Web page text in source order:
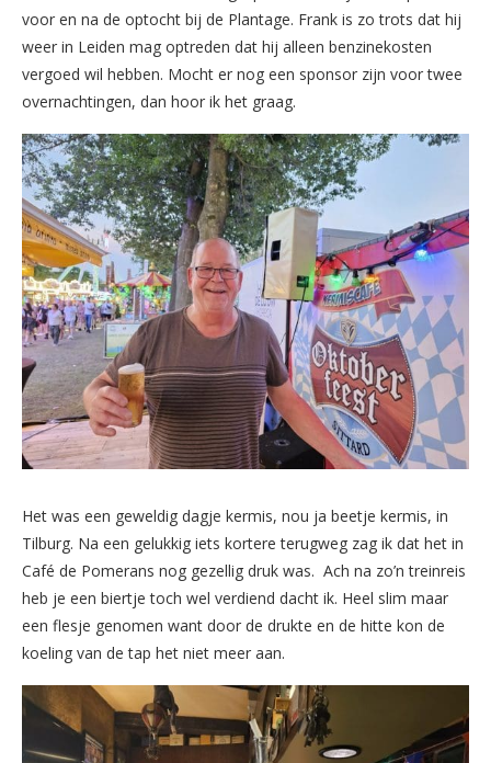
voor en na de optocht bij de Plantage. Frank is zo trots dat hij
weer in Leiden mag optreden dat hij alleen benzinekosten
vergoed wil hebben. Mocht er nog een sponsor zijn voor twee
overnachtingen, dan hoor ik het graag.
Het was een geweldig dagje kermis, nou ja beetje kermis, in
Tilburg. Na een gelukkig iets kortere terugweg zag ik dat het in
Café de Pomerans nog gezellig druk was. Ach na zo’n treinreis
heb je een biertje toch wel verdiend dacht ik. Heel slim maar
een flesje genomen want door de drukte en de hitte kon de
koeling van de tap het niet meer aan.